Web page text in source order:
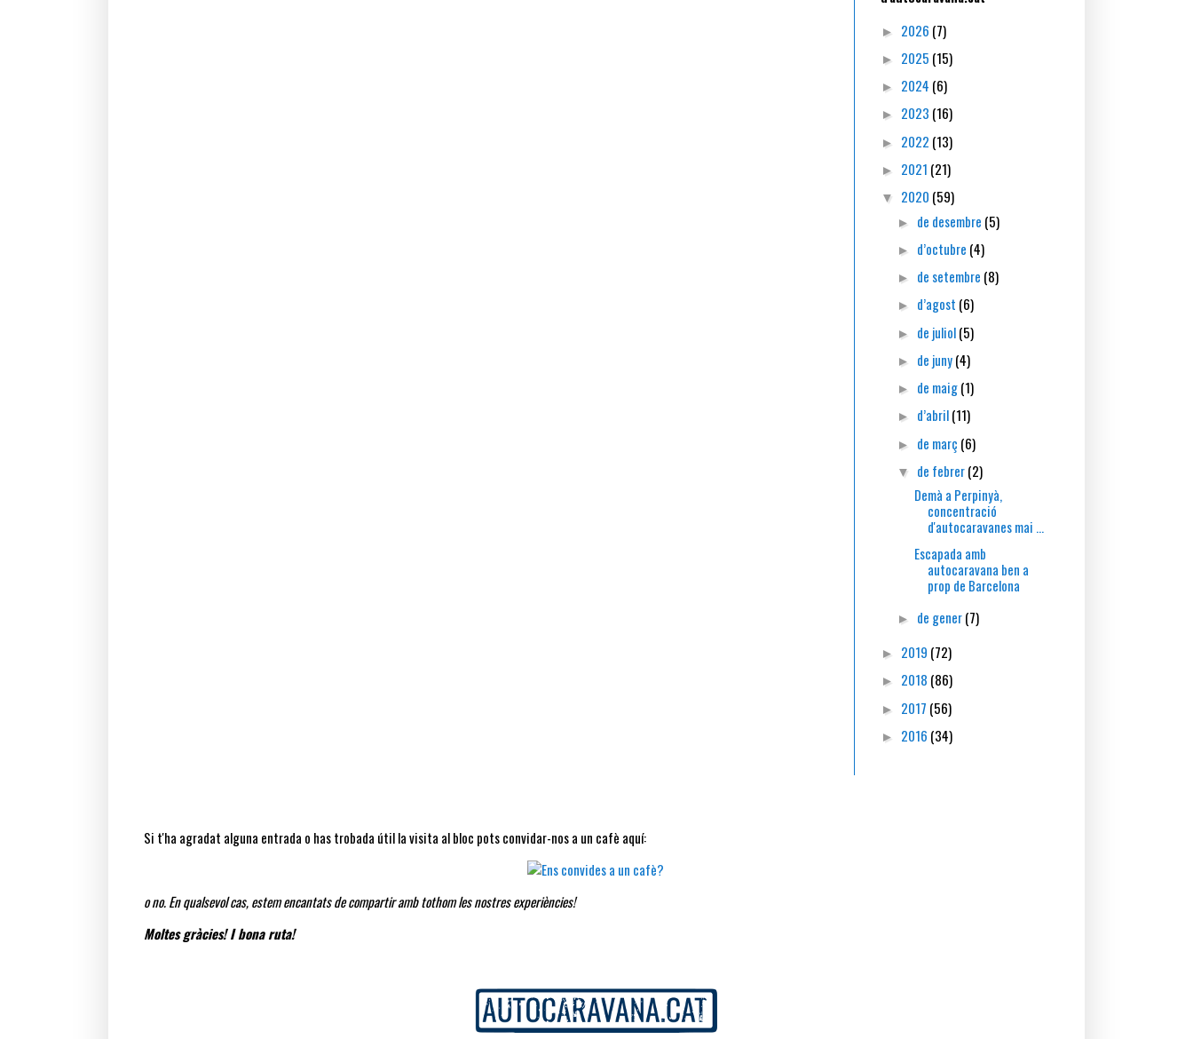
► 2026 (7)
► 2025 (15)
► 2024 (6)
► 2023 (16)
► 2022 (13)
► 2021 (21)
▼ 2020 (59)
► de desembre (5)
► d’octubre (4)
► de setembre (8)
► d’agost (6)
► de juliol(5)
► de juny(4)
► de maig(1)
► d’abril(11)
► de març (6)
▼ de febrer(2)
Demà a Perpinyà,
concentració
d'autocaravanes mai ...
Escapada amb
autocaravana ben a
prop de Barcelona
► de gener(7)
► 2019 (72)
► 2018 (86)
► 2017 (56)
► 2016 (34)
Si t'ha agradat alguna entrada o has trobada útil la visita al bloc pots convidar-nos a un cafè aquí:
o no. En qualsevol cas, estem encantats de compartir amb tothom les nostres experiències!
Moltes gràcies! I bona ruta!